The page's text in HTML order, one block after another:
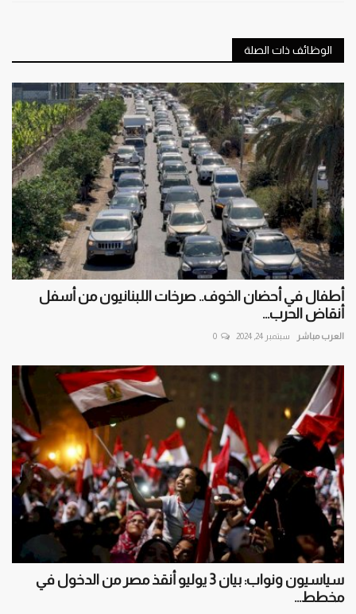
الوظائف ذات الصلة
أطفال في أحضان الخوف.. صرخات اللبنانيون من أسفل
أنقاض الحرب...
العرب مباشر سبتمبر 24, 2024 0
سياسيون ونواب: بيان 3 يوليو أنقذ مصر من الدخول في
مخطط...